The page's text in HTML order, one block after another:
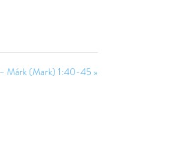
Márk (Mark) 1:40-45 »